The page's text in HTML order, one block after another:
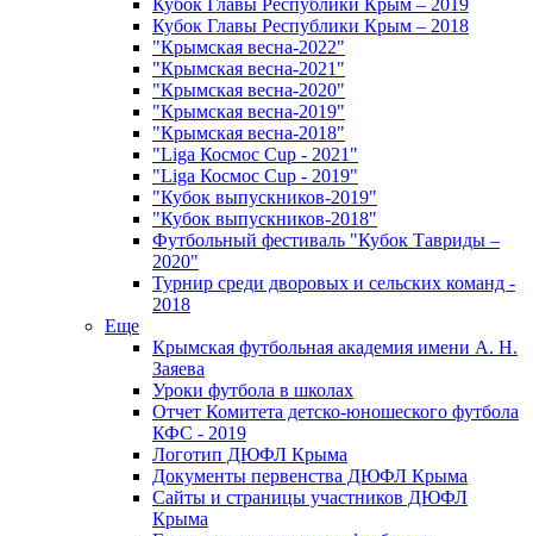
Кубок Главы Республики Крым – 2019
Кубок Главы Республики Крым – 2018
"Крымская весна-2022"
"Крымская весна-2021"
"Крымская весна-2020"
"Крымская весна-2019"
"Крымская весна-2018"
"Liga Космос Cup - 2021"
"Liga Космос Cup - 2019"
"Кубок выпускников-2019"
"Кубок выпускников-2018"
Футбольный фестиваль "Кубок Тавриды –
2020"
Турнир среди дворовых и сельских команд -
2018
Еще
Крымская футбольная академия имени А. Н.
Заяева
Уроки футбола в школах
Отчет Комитета детско-юношеского футбола
КФС - 2019
Логотип ДЮФЛ Крыма
Документы первенства ДЮФЛ Крыма
Сайты и страницы участников ДЮФЛ
Крыма